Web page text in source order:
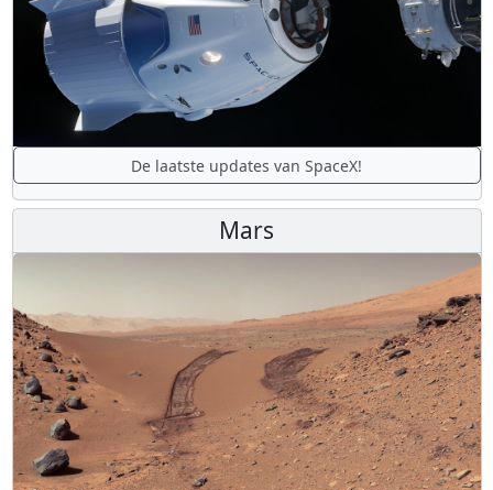
De laatste updates van SpaceX!
Mars